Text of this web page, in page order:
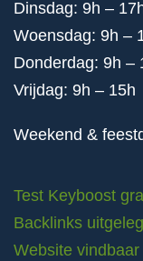
Dinsdag: 9h –
Woensdag: 9h –
Donderdag: 9h –
Vrijdag: 9h – 15h
Weekend &
Test Keyboost
Backlinks
Website vindbaar